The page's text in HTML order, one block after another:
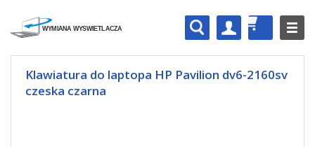
Klawiatura do laptopa HP Pavilion dv6-2160sv
czeska czarna